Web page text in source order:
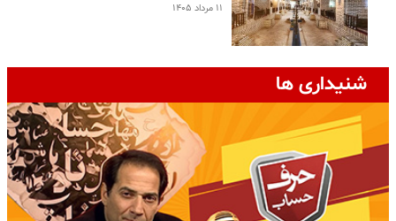
۱۱ مرداد ۱۴۰۵
شنیداری ها